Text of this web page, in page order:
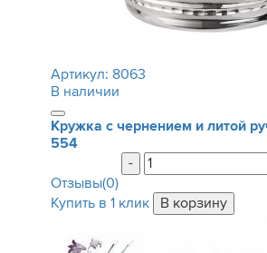
Артикул: 8063
В наличии
Кружка с чернением и литой
554
-
Отзывы(0)
Купить в 1 клик